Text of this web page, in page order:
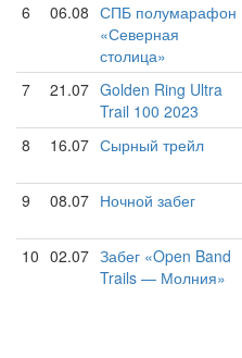
6 06.08 СПБ полумарафон
«Северная
столица»
7 21.07 Golden Ring Ultra
Trail 100 2023
8 16.07 Сырный трейл
9 08.07 Ночной забег
10 02.07 Забег «Open Band
Trails — Молния»